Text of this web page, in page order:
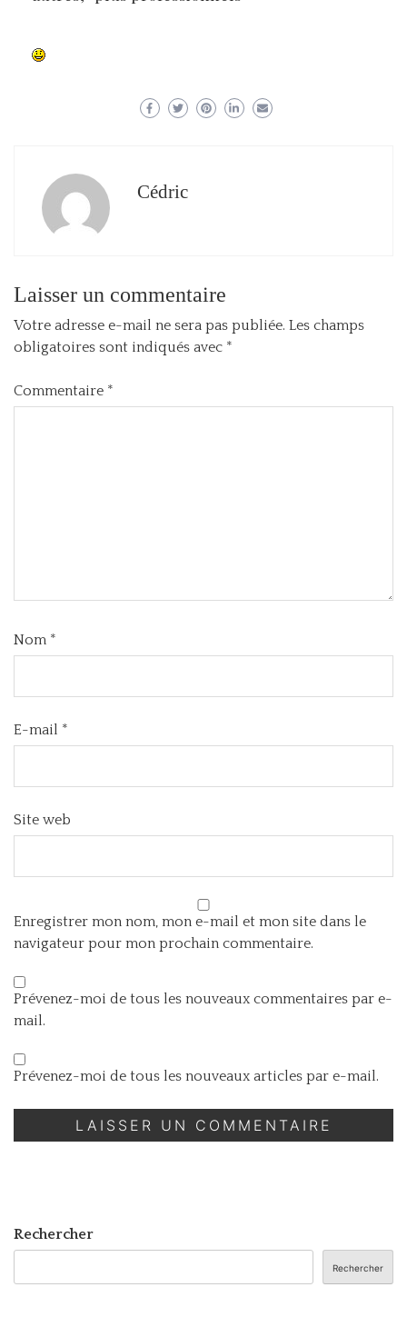
Cédric
Laisser un commentaire
Votre adresse e-mail ne sera pas publiée. Les champs
obligatoires sont indiqués avec *
Commentaire *
Nom *
E-mail *
Site web
Enregistrer mon nom, mon e-mail et mon site dans le
navigateur pour mon prochain commentaire.
Prévenez-moi de tous les nouveaux commentaires par e-
mail.
Prévenez-moi de tous les nouveaux articles par e-mail.
Rechercher
Rechercher